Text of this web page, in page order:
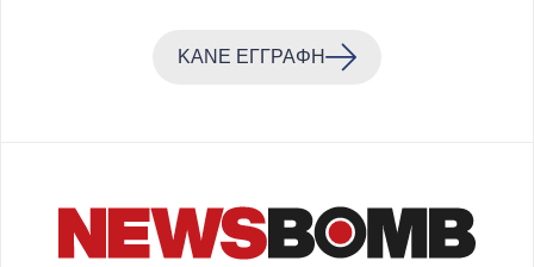
ΚΑΝΕ ΕΓΓΡΑΦΗ